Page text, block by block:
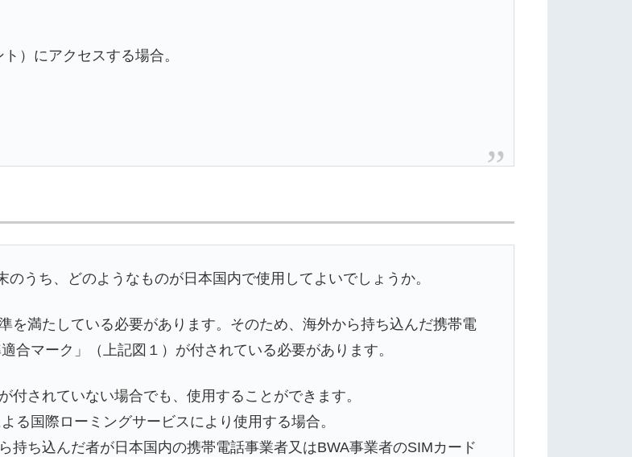
）にアクセスする場合。
うち、どのようなものが日本国内で使用してよいでしょうか。
を満たしている必要があります。そのため、海外から持ち込んだ携帯電
合マーク」（上記図１）が付されている必要があります。
されていない場合でも、使用することができます。
国際ローミングサービスにより使用する場合。
ち込んだ者が日本国内の携帯電話事業者又はBWA事業者のSIMカード